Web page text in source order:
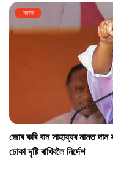
সমাজ
জোৰ কৰি বান সাহায্যৰ নামত দান
চোকা দৃষ্টি ৰাখিবলৈ নিৰ্দেশ